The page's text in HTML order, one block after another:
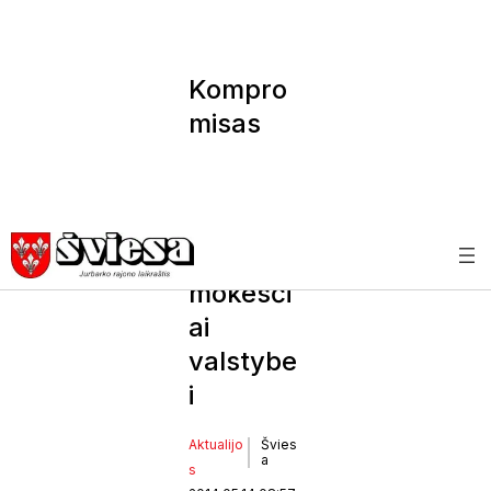
Kompro
misas
mažesni
mokesči
ai
valstybe
i
Aktualijo
s
Švies
a